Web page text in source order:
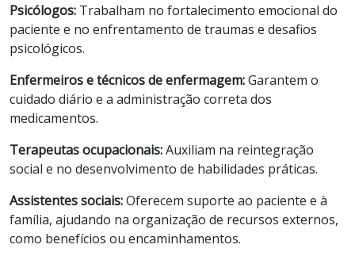
Psicólogos: Trabalham no fortalecimento emocional do
paciente e no enfrentamento de traumas e desafios
psicológicos.
Enfermeiros e técnicos de enfermagem:Garantem o
cuidado diário e a administração correta dos
medicamentos.
Terapeutas ocupacionais:Auxiliam na reintegração
social e no desenvolvimento de habilidades práticas.
Assistentes sociais:Oferecem suporte ao paciente e à
família, ajudando na organização de recursos externos,
como benefícios ou encaminhamentos.